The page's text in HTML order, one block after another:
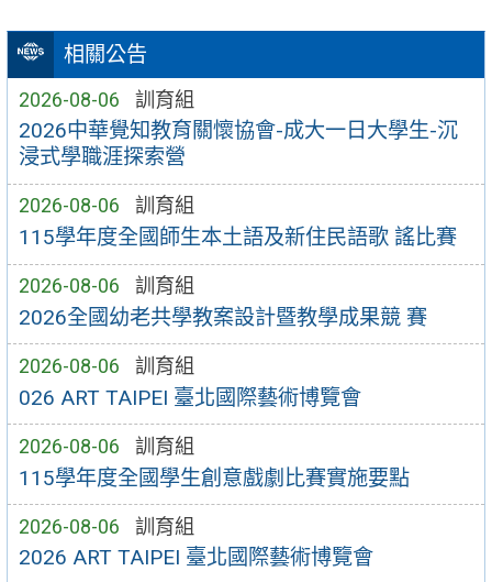
相關公告
2026-08-06 訓育組
2026中華覺知教育關懷協會-成大一日大學生-沉
浸式學職涯探索營
2026-08-06 訓育組
115學年度全國師生本土語及新住民語歌 謠比賽
2026-08-06 訓育組
2026全國幼老共學教案設計暨教學成果競 賽
2026-08-06 訓育組
026 ART TAIPEI 臺北國際藝術博覽會
2026-08-06 訓育組
115學年度全國學生創意戲劇比賽實施要點
2026-08-06 訓育組
2026 ART TAIPEI 臺北國際藝術博覽會